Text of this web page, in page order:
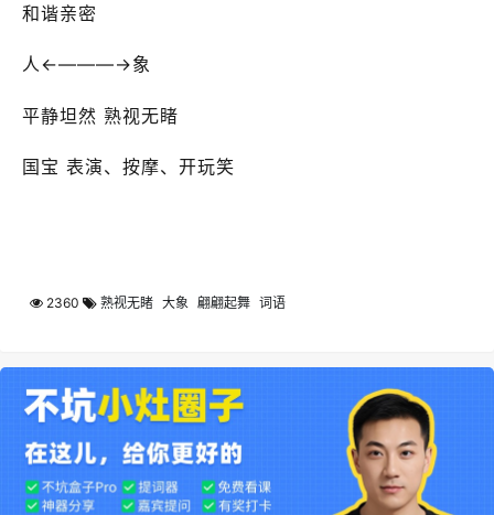
和谐亲密
人←———→象
平静坦然 熟视无睹
国宝 表演、按摩、开玩笑
2360 熟视无睹 大象 翩翩起舞 词语